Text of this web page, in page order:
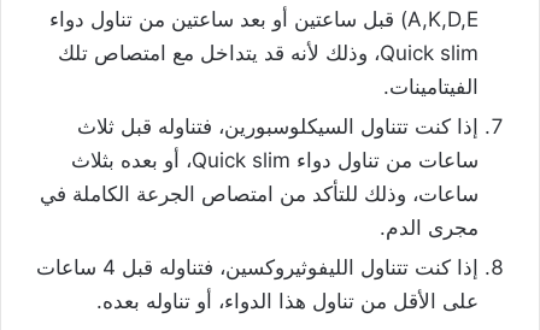
A,K,D,E) قبل ساعتين أو بعد ساعتين من تناول دواء
Quick slim، وذلك لأنه قد يتداخل مع امتصاص تلك
الفيتامينات.
إذا كنت تتناول السيكلوسبورين، فتناوله قبل ثلاث
ساعات من تناول دواء Quick slim، أو بعده بثلاث
ساعات، وذلك للتأكد من امتصاص الجرعة الكاملة في
مجرى الدم.
إذا كنت تتناول الليفوثيروكسين، فتناوله قبل 4 ساعات
على الأقل من تناول هذا الدواء، أو تناوله بعده.